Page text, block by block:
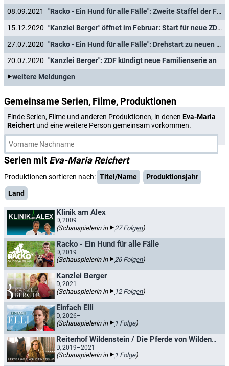
08.09.2021
"Racko - Ein Hund für alle Fälle": Zweite Staffel der Familienserie in Sicht
15.12.2020
"Kanzlei Berger" öffnet im Februar: Start für neue ZDF-Vorabendserie
27.07.2020
"Racko - Ein Hund für alle Fälle": Drehstart zu neuen Folgen von Staffel zwei
20.07.2020 "Kanzlei Berger": ZDF kündigt neue Familienserie an
weitere Meldungen
Gemeinsame Serien, Filme, Produktionen
Finde Serien, Filme und anderen Produktionen, in denen Eva-Maria
Reichert und eine weitere Person gemeinsam vorkommen.
Serien mit Eva-Maria Reichert
Produktionen sortieren nach: Titel/Name
Produktionsjahr
Land
Klinik am Alex
D, 2009
(Schauspielerin in 27 Folgen)
Racko - Ein Hund für alle Fälle
D, 2019–
(Schauspielerin in 26 Folgen)
Kanzlei Berger
D, 2021
(Schauspielerin in 12 Folgen)
Einfach Elli
D, 2026–
(Schauspielerin in 1 Folge)
Reiterhof Wildenstein / Die Pferde von Wildenstein
D, 2019–2021
(Schauspielerin in 1 Folge)